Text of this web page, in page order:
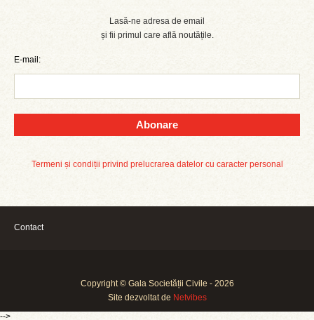
Lasă-ne adresa de email
și fii primul care află noutățile.
E-mail:
Abonare
Termeni și condiții privind prelucrarea datelor cu caracter personal
Contact
Copyright © Gala Societății Civile - 2026
Site dezvoltat de Netvibes
-->